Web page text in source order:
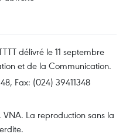
délivré le 11 septembre
et de la Communication.
Fax: (024) 39411348
La reproduction sans la